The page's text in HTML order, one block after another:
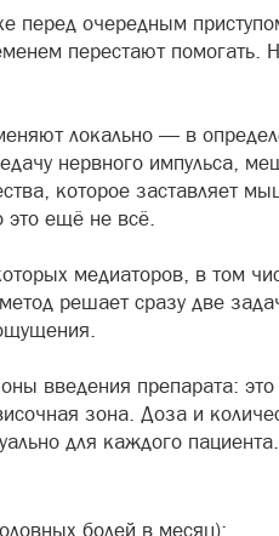
перед очередным
перестают помогать.
локально — в
нервного импульса,
которое заставляет
это ещё не всё.
медиаторов, в том
решает сразу две
введения препарата:
зона. Доза и
для каждого пациента.
болей в месяц);